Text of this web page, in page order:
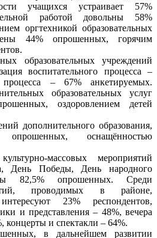
учащихся устраивает 57%
работой довольны 58%
оргтехникой образовательных
44% опрошенных, горячим
образовательных учреждений
воспитательного процесса –
процесса – 67% анкетируемых.
образовательных услуг
оздоровлением детей
дополнительного образования,
оснащённостью
массовых мероприятий
День Победы, День народного
82,5% опрошенных. Среди
проводимых в районе,
23% респондентов,
и представления – 48%, вечера
концерты и спектакли – 64%.
в дальнейшем развитии